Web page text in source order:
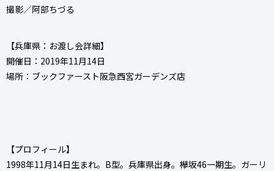
撮影／阿部ちづる
【兵庫県：お渡し会詳細】
開催日：2019年11月14日
場所：ブックファースト阪急西宮ガーデンズ店
【プロフィール】
1998年11月14日生まれ。B型。兵庫県出身。欅坂46一期生。ガーリ